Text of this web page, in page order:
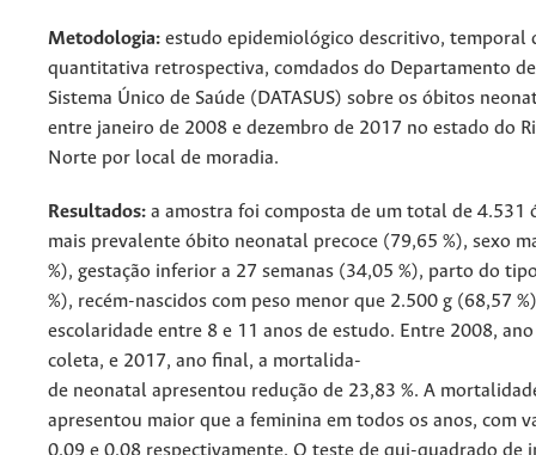
Metodologia: estudo epidemiológico descritivo, temporal
quantitativa retrospectiva, comdados do Departamento
Sistema Único de Saúde (DATASUS) sobre os óbitos
entre janeiro de 2008 e dezembro de 2017 no estado do
Norte por local de moradia.
Resultados: a amostra foi composta de um total de 4.531
mais prevalente óbito neonatal precoce (79,65 %), sexo
%), gestação inferior a 27 semanas (34,05 %), parto do
%), recém-nascidos com peso menor que 2.500 g (68,57
escolaridade entre 8 e 11 anos de estudo. Entre 2008,
coleta, e 2017, ano final, a mortalida-
de neonatal apresentou redução de 23,83 %. A
apresentou maior que a feminina em todos os anos, com
0,09 e 0,08 respectivamente. O teste de qui-quadrado de